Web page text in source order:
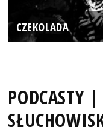
CZEKOLADA
PODCASTY